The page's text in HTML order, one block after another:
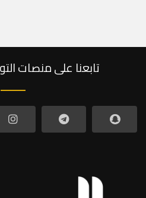
تابعنا على منصات